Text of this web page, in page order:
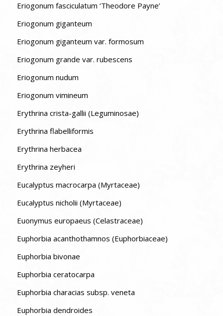
Eriogonum fasciculatum ‘Theodore Payne’
Eriogonum giganteum
Eriogonum giganteum var. formosum
Eriogonum grande var. rubescens
Eriogonum nudum
Eriogonum vimineum
Erythrina crista-gallii (Leguminosae)
Erythrina flabelliformis
Erythrina herbacea
Erythrina zeyheri
Eucalyptus macrocarpa (Myrtaceae)
Eucalyptus nicholii (Myrtaceae)
Euonymus europaeus (Celastraceae)
Euphorbia acanthothamnos (Euphorbiaceae)
Euphorbia bivonae
Euphorbia ceratocarpa
Euphorbia characias subsp. veneta
Euphorbia dendroides